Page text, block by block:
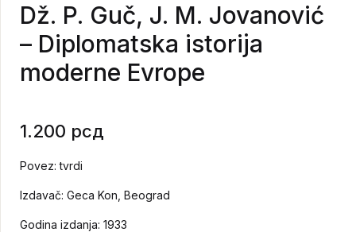
Dž. P. Guč, J. M. Jovanović
– Diplomatska istorija
moderne Evrope
1.200 рсд
Povez: tvrdi
Izdavač: Geca Kon, Beograd
Godina izdanja: 1933